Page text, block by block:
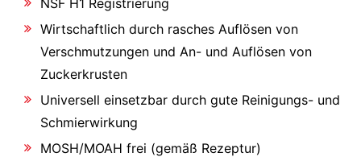
NSF H1 Registrierung
Wirtschaftlich durch rasches Auflösen von
Verschmutzungen und An- und Auflösen von
Zuckerkrusten
Universell einsetzbar durch gute Reinigungs- und
Schmierwirkung
MOSH/MOAH frei (gemäß Rezeptur)